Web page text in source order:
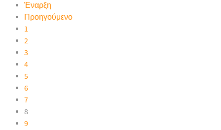
Έναρξη
Προηγούμενο
1
2
3
4
5
6
7
8
9